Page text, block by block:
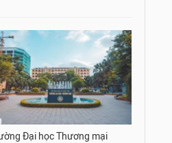
Đại học Thương mại